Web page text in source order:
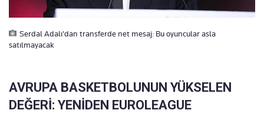
Serdal Adalı'dan transferde net mesaj: Bu oyuncular asla
satılmayacak
AVRUPA BASKETBOLUNUN YÜKSELEN
DEĞERİ: YENİDEN EUROLEAGUE